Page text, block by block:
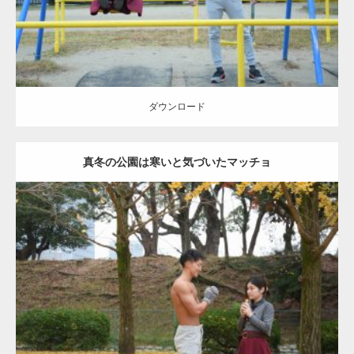
ダウンロード
真冬の公園は寒いと気づいたマッチョ
Update: 2021.07.8
Category:公園のマッチョ その他 AKIHITO(細マッチョ) 上腕三頭筋
肩
ダウンロード